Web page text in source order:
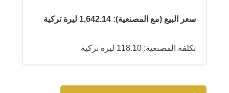
سعر البيع (مع المصنعية): 1,642.14 ليرة تركية
تكلفة المصنعية: 118.10 ليرة تركية